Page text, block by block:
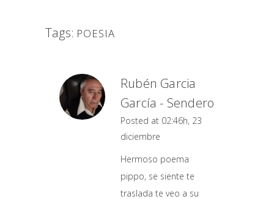
Tags: POESIA
Rubén Garcia
García - Sendero
Posted at 02:46h, 23
diciembre
Hermoso poema
pippo, se siente te
traslada te veo a su